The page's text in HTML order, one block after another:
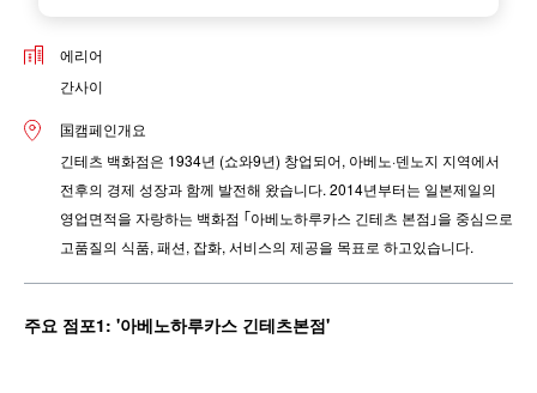
에리어
간사이
国캠페인개요
긴테츠 백화점은 1934년 (쇼와9년) 창업되어, 아베노·덴노지 지역에서
전후의 경제 성장과 함께 발전해 왔습니다. 2014년부터는 일본제일의
영업면적을 자랑하는 백화점 ｢아베노하루카스 긴테츠 본점｣을 중심으로
고품질의 식품, 패션, 잡화, 서비스의 제공을 목표로 하고있습니다.
주요 점포1: '아베노하루카스 긴테츠본점'